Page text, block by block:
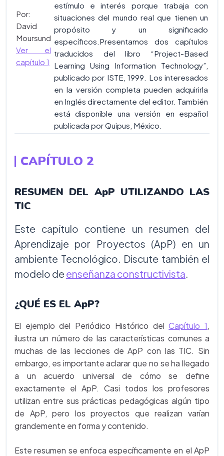
Por:
David
Moursund
Ver el
capítulo 1
estímulo e interés porque trabaja con
situaciones del mundo real que tienen un
propósito y un significado
específicos.Presentamos dos capítulos
traducidos del libro “Project-Based
Learning Using Information Technology”,
publicado por ISTE, 1999. Los interesados
en la versión completa pueden adquirirla
en Inglés directamente del editor. También
está disponible una versión en español
publicada por Quipus, México.
CAPÍTULO 2
RESUMEN DEL ApP UTILIZANDO LAS
TIC
Este capítulo contiene un resumen del
Aprendizaje por Proyectos (ApP) en un
ambiente Tecnológico. Discute también el
modelo de enseñanza constructivista.
¿QUÉ ES EL ApP?
El ejemplo del Periódico Histórico delCapítulo 1,
ilustra un número de las características comunes a
muchas de las lecciones de ApP con las TIC. Sin
embargo, es importante aclarar que no se ha llegado
a un acuerdo universal de cómo se define
exactamente el ApP. Casi todos los profesores
utilizan entre sus prácticas pedagógicas algún tipo
de ApP, pero los proyectos que realizan varían
grandemente en forma y contenido.
Este resumen se enfoca específicamente en el ApP